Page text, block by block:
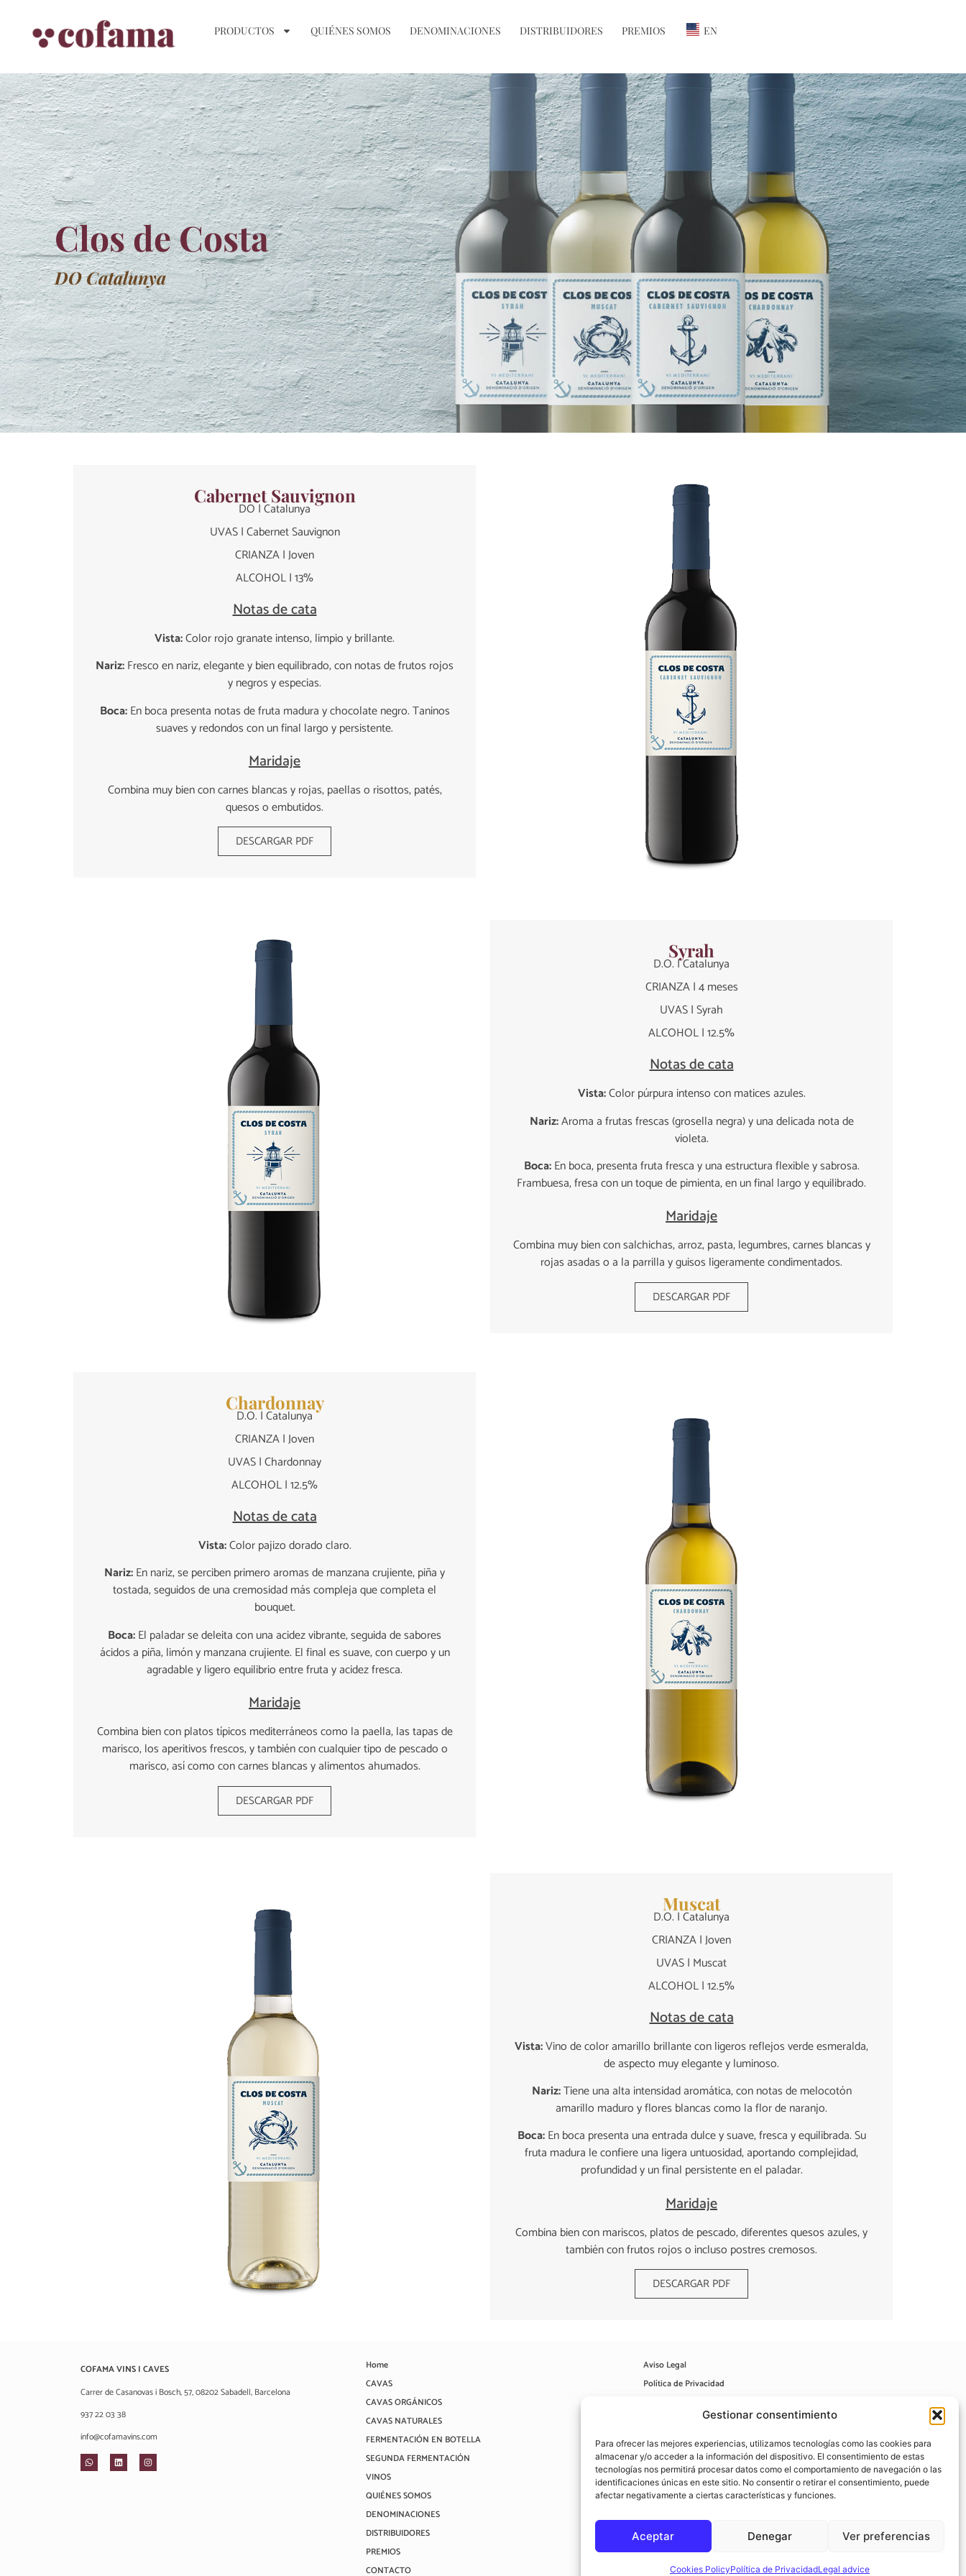
Gestionar consentimiento
Para ofrecer las mejores experiencias, utilizamos tecnologías como las cookies para
almacenar y/o acceder a la información del dispositivo. El consentimiento de estas
tecnologías nos permitirá procesar datos como el comportamiento de navegación o las
identificaciones únicas en este sitio. No consentir o retirar el consentimiento, puede
afectar negativamente a ciertas características y funciones.
Aceptar Denegar Ver preferencias
Cookies PolicyPolítica de PrivacidadLegal advice
PRODUCTOS QUIÉNES SOMOS DENOMINACIONES DISTRIBUIDORES PREMIOS EN
Clos de Costa
DO Catalunya
Cabernet Sauvignon
DO | Catalunya
UVAS | Cabernet Sauvignon
CRIANZA | Joven
ALCOHOL | 13%
Notas de cata
Vista:Color rojo granate intenso, limpio y brillante.
Nariz:Fresco en nariz, elegante y bien equilibrado, con notas de frutos rojos
y negros y especias.
Boca:En boca presenta notas de fruta madura y chocolate negro. Taninos
suaves y redondos con un final largo y persistente.
Maridaje
Combina muy bien con carnes blancas y rojas, paellas o risottos, patés,
quesos o embutidos.
DESCARGAR PDF
Syrah
D.O. | Catalunya
CRIANZA | 4 meses
UVAS | Syrah
ALCOHOL | 12.5%
Notas de cata
Vista:Color púrpura intenso con matices azules.
Nariz:Aroma a frutas frescas (grosella negra) y una delicada nota de
violeta.
Boca:En boca, presenta fruta fresca y una estructura flexible y sabrosa.
Frambuesa, fresa con un toque de pimienta, en un final largo y equilibrado.
Maridaje
Combina muy bien con salchichas, arroz, pasta, legumbres, carnes blancas y
rojas asadas o a la parrilla y guisos ligeramente condimentados.
DESCARGAR PDF
Chardonnay
D.O. | Catalunya
CRIANZA | Joven
UVAS | Chardonnay
ALCOHOL | 12.5%
Notas de cata
Vista:Color pajizo dorado claro.
Nariz:En nariz, se perciben primero aromas de manzana crujiente, piña y
tostada, seguidos de una cremosidad más compleja que completa el
bouquet.
Boca:El paladar se deleita con una acidez vibrante, seguida de sabores
ácidos a piña, limón y manzana crujiente. El final es suave, con cuerpo y un
agradable y ligero equilibrio entre fruta y acidez fresca.
Maridaje
Combina bien con platos típicos mediterráneos como la paella, las tapas de
marisco, los aperitivos frescos, y también con cualquier tipo de pescado o
marisco, así como con carnes blancas y alimentos ahumados.
DESCARGAR PDF
Muscat
D.O. | Catalunya
CRIANZA | Joven
UVAS | Muscat
ALCOHOL | 12.5%
Notas de cata
Vista:Vino de color amarillo brillante con ligeros reflejos verde esmeralda,
de aspecto muy elegante y luminoso.
Nariz:Tiene una alta intensidad aromática, con notas de melocotón
amarillo maduro y flores blancas como la flor de naranjo.
Boca:En boca presenta una entrada dulce y suave, fresca y equilibrada. Su
fruta madura le confiere una ligera untuosidad, aportando complejidad,
profundidad y un final persistente en el paladar.
Maridaje
Combina bien con mariscos, platos de pescado, diferentes quesos azules, y
también con frutos rojos o incluso postres cremosos.
DESCARGAR PDF
COFAMA VINS I CAVES
Carrer de Casanovas i Bosch, 57, 08202 Sabadell, Barcelona
937 22 03 38
info@cofamavins.com
Home
CAVAS
CAVAS ORGÁNICOS
CAVAS NATURALES
FERMENTACIÓN EN BOTELLA
SEGUNDA FERMENTACIÓN
VINOS
QUIÉNES SOMOS
DENOMINACIONES
DISTRIBUIDORES
PREMIOS
CONTACTO
Aviso Legal
Política de Privacidad